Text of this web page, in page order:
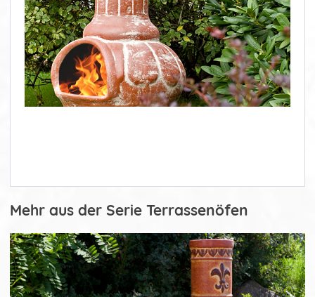
Mehr aus der Serie Terrassenöfen